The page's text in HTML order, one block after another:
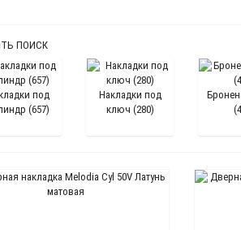
ПОИСК
под
(657)
Накладки под
ключ (280)